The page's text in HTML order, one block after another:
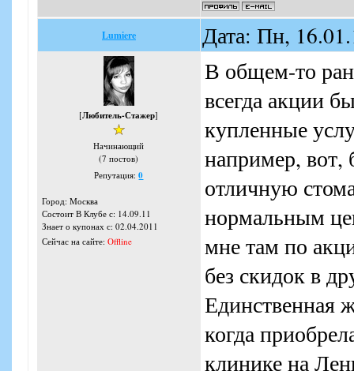
Lumiere Дата: Пн,
[Любитель-Стажер]
Начинающий
(7 постов)
Репутация:0
Город: Москва
Состоит В Клубе с: 14.09.11
Знает о купонах с: 02.04.2011
Сейчас на сайте: Offline
В общем-то
всегда акции
купленные
например, вот,
отличную
нормальным
мне там по
без скидок в
Единственная
когда
клинике на